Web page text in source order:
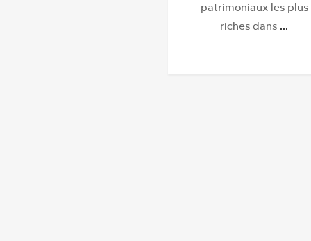
patrimoniaux les plus
riches dans ...